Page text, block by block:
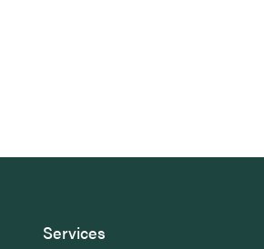
Services